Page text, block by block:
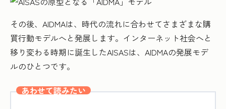
その後、AIDMAは、時代の流れに合わせてさまざまな購
買行動モデルへと発展します。インターネット社会へと
移り変わる時期に誕生したAISASは、AIDMAの発展モデ
ルのひとつです。
あわせて読みたい